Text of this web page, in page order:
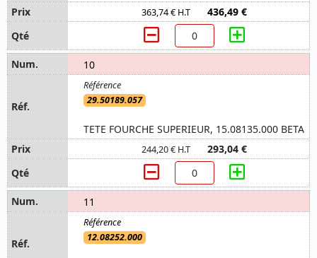
363,74 € H.T 436,49 €
10
29.50189.057
TETE FOURCHE SUPERIEUR, 15.08135.000 BETA
244,20 € H.T 293,04 €
11
12.08252.000